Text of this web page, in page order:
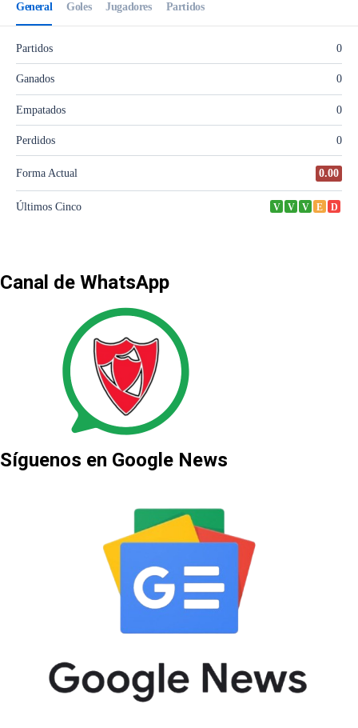
Canal de WhatsApp
Síguenos en Google News